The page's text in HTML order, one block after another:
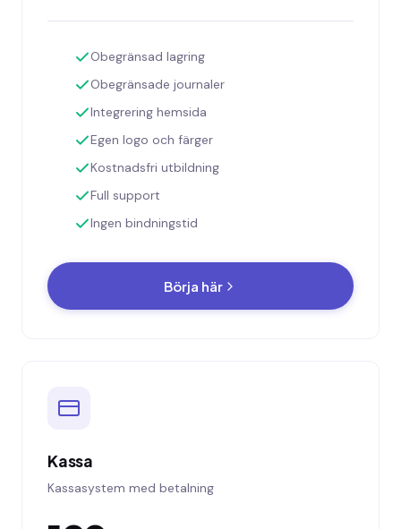
Obegränsad lagring
Obegränsade journaler
Integrering hemsida
Egen logo och färger
Kostnadsfri utbildning
Full support
Ingen bindningstid
Börja här
Kassa
Kassasystem med betalning